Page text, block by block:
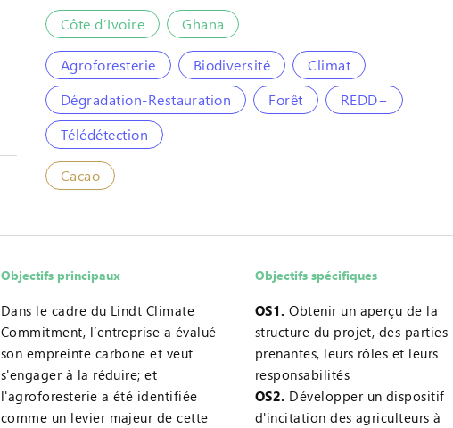
Côte d’Ivoire Ghana
Agroforesterie Biodiversité
Climat
Dégradation-Restauration
Forêt
REDD+
Télédétection
Cacao
Objectifs principaux
Dans le cadre du Lindt Climate
Commitment, l’entreprise a évalué
son empreinte carbone et veut
s'engager à la réduire; et
l'agroforesterie a été identifiée
comme un levier majeur de cette
Objectifs spécifiques
OS1. Obtenir un aperçu de la
structure du projet, des parties-
prenantes, leurs rôles et leurs
responsabilités
OS2. Développer un dispositif
d'incitation des agriculteurs à